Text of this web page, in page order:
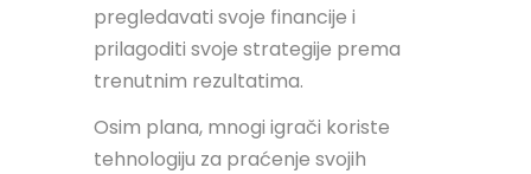
pregledavati svoje financije i
prilagoditi svoje strategije prema
trenutnim rezultatima.
Osim plana, mnogi igrači koriste
tehnologiju za praćenje svojih